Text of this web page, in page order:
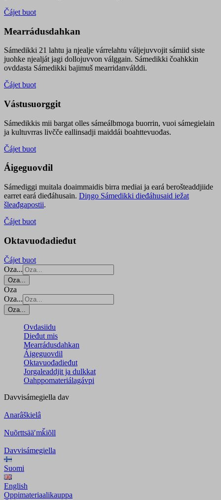
Čájet buot
Mearrádusdahkan
Sámedikki 21 lahtu ja njealje várrelahtu váljejuvvojit sámiid siste
juohke njealját jagi dollojuvvon válggain. Sámedikki čoahkkin
ovddasta Sámedikki bajimuš mearridanválddi.
Čájet buot
Vástusuorggit
Sámedikkis mii bargat olles sámeálbmoga buorrin, vuoi sámegielain
ja kultuvrras livčče eallinsadji maiddái boahttevuođas.
Čájet buot
Áigeguovdil
Sámediggi muitala doaimmaidis birra mediai ja eará berošteaddjiide
earret eará dieđáhusain. Diŋgo Sámedikki dieđáhusaid iežat
šleađgapostii.
Čájet buot
Oktavuođadieđut
Čájet buot
Oza...
Oza...
Oza
Oza...
Oza...
Ovdasiidu
Dieđut mis
Mearrádusdahkan
Áigeguovdil
Oktavuođadieđut
Jorgaleaddjit ja dulkkat
Oahppomateriálagávpi
Davvisámegiella dav
Anarâškielâ
Nuõrttsääʹmǩiõll
Davvisámegiella
Suomi
English
Oppimateriaalikauppa